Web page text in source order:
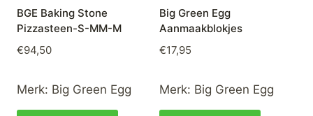
BGE Baking Stone
Pizzasteen-S-MM-M
€94,50
Merk: Big Green Egg
Big Green Egg
Aanmaakblokjes
€17,95
Merk: Big Green Egg